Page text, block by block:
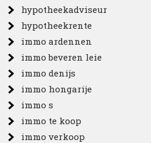
hypotheekadviseur
hypotheekrente
immo ardennen
immo beveren leie
immo denijs
immo hongarije
immo s
immo te koop
immo verkoop